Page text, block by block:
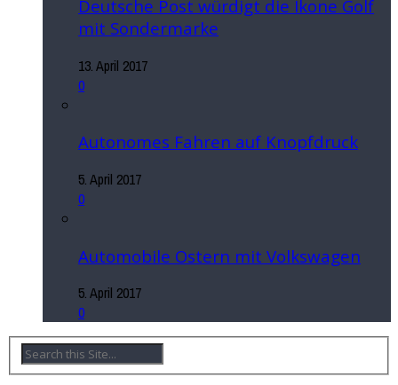
Deutsche Post würdigt die Ikone Golf
mit Sondermarke
13. April 2017
0
Autonomes Fahren auf Knopfdruck
5. April 2017
0
Automobile Ostern mit Volkswagen
5. April 2017
0